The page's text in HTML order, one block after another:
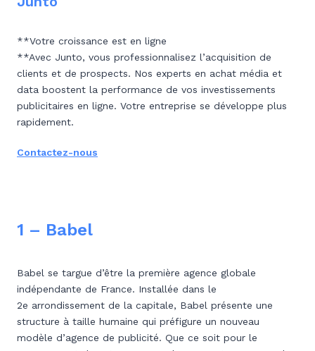
**Votre croissance est en ligne
**Avec Junto, vous professionnalisez l’acquisition de
clients et de prospects. Nos experts en achat média et
data boostent la performance de vos investissements
publicitaires en ligne. Votre entreprise se développe plus
rapidement.
Contactez-nous
1 – Babel
Babel se targue d’être la première agence globale
indépendante de France. Installée dans le
2e arrondissement de la capitale, Babel présente une
structure à taille humaine qui préfigure un nouveau
modèle d’agence de publicité. Que ce soit pour le